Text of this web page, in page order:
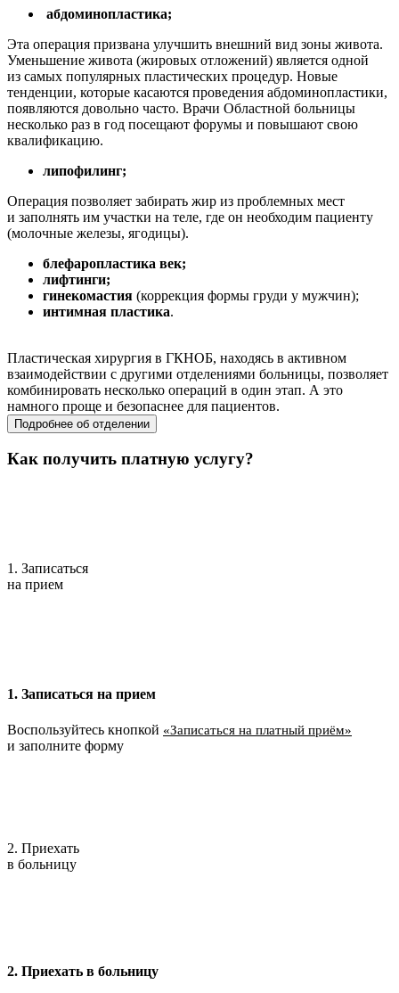
абдоминопластика;
Эта операция призвана улучшить внешний вид зоны живота.
Уменьшение живота (жировых отложений) является одной
из самых популярных пластических процедур. Новые
тенденции, которые касаются проведения абдоминопластики,
появляются довольно часто. Врачи Областной больницы
несколько раз в год посещают форумы и повышают свою
квалификацию.
липофилинг;
Операция позволяет забирать жир из проблемных мест
и заполнять им участки на теле, где он необходим пациенту
(молочные железы, ягодицы).
блефаропластика век;
лифтинги;
гинекомастия (коррекция формы груди у мужчин);
интимная пластика.
Пластическая хирургия в ГКНОБ, находясь в активном
взаимодействии с другими отделениями больницы, позволяет
комбинировать несколько операций в один этап. А это
намного проще и безопаснее для пациентов.
Подробнее об отделении
Как получить платную услугу?
1. Записаться
на прием
1. Записаться на прием
Воспользуйтесь кнопкой «Записаться на платный приём»
и заполните форму
2. Приехать
в больницу
2. Приехать в больницу